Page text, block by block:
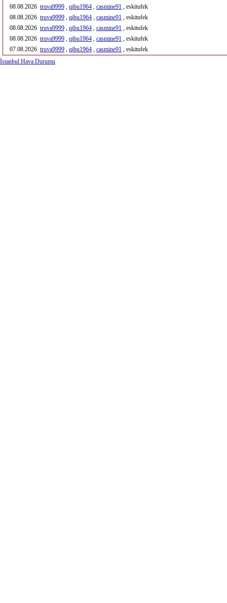
08.08.2026 truva9999 , qibu1964 , casmine91 , eskitufek
08.08.2026 truva9999 , qibu1964 , casmine91 , eskitufek
08.08.2026 truva9999 , qibu1964 , casmine91 , eskitufek
08.08.2026 truva9999 , qibu1964 , casmine91 , eskitufek
07.08.2026 truva9999 , qibu1964 , casmine91 , eskitufek
İstanbul Hava Durumu